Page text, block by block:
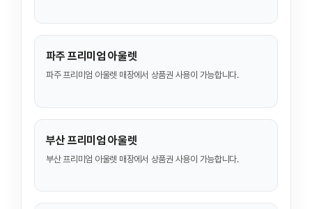
파주 프리미엄 아울렛
파주 프리미엄 아울렛 매장에서 상품권 사용이 가능합니다.
부산 프리미엄 아울렛
부산 프리미엄 아울렛 매장에서 상품권 사용이 가능합니다.